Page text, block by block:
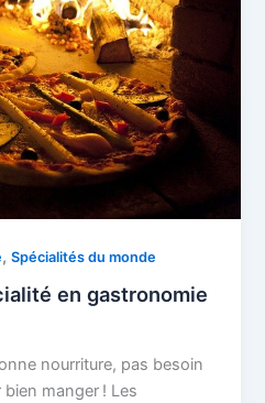
,Spécialités du monde
en gastronomie
nourriture, pas besoin
manger ! Les